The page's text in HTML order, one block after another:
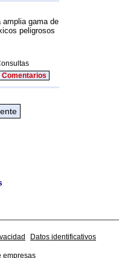
gama de
peligrosos
Comentarios
Datos identificativos
empresas